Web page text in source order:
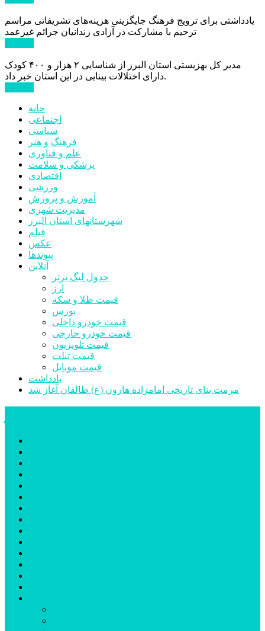
یادداشتی برای ترویج فرهنگ جایگزینی هزینه‌های تشریفاتی مراسم
ترحیم با مشارکت در آزادی زندانیان جرائم غیرعمد
مدیر کل بهزیستی استان البرز از شناسایی ۲ هزار و ۴۰۰ کودک
دارای اختلالات بینایی در این استان خبر داد.
خانه
اجتماعی
سیاسی
فرهنگ و هنر
علم و فناوری
پزشکی و سلامت
اقتصادی
ورزشی
آموزش و پرورش
مدیریت شهری
شهرستانهای استان البرز
فیلم
عکس
پیوندها
آنلاین
جدول لیگ برتر
ارز
قیمت طلا و سکه
بورس
قیمت خودرو داخلی
قیمت خودرو خارجی
قیمت تلویزیون
قیمت تبلت
قیمت موبایل
یادداشت
مرمت بنای تاریخی امامزاده هارون (ع) طالقان آغاز شد